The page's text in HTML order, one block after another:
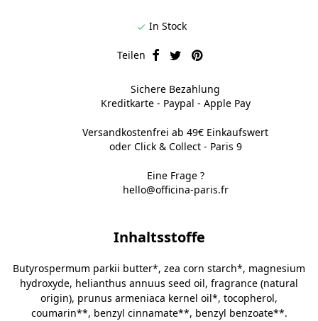
 In Stock
Teilen
Sichere Bezahlung
Kreditkarte - Paypal - Apple Pay
Versandkostenfrei ab 49€ Einkaufswert
oder Click & Collect - Paris 9
Eine Frage ?
hello@officina-paris.fr
Inhaltsstoffe
Butyrospermum parkii butter*, zea corn starch*, magnesium
hydroxyde, helianthus annuus seed oil, fragrance (natural
origin), prunus armeniaca kernel oil*, tocopherol,
coumarin**, benzyl cinnamate**, benzyl benzoate**.